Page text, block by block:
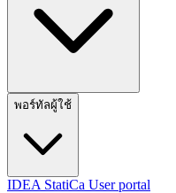
พอร์ทัลผู้ใช้
IDEA StatiCa User portal